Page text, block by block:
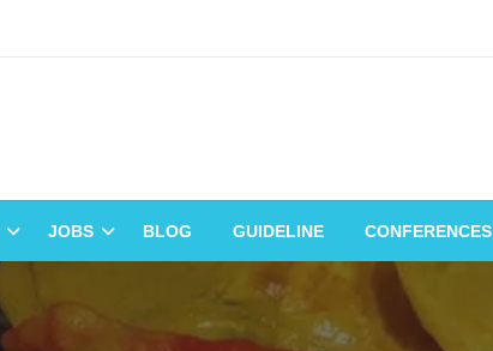
JOBS BLOG GUIDELINE CONFERENCES